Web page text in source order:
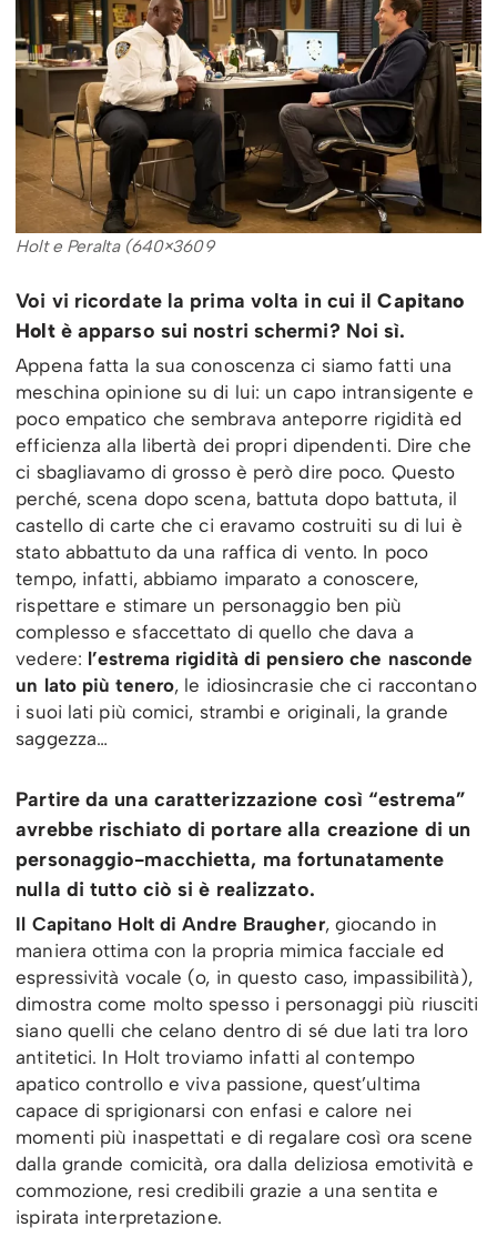
Holt e Peralta (640×3609
Voi vi ricordate la prima volta in cui ilCapitano
Holtè apparso sui nostri schermi? Noi sì.
Appena fatta la sua conoscenza ci siamo fatti una
meschina opinione su di lui: un capo intransigente e
poco empatico che sembrava anteporre rigidità ed
efficienza alla libertà dei propri dipendenti. Dire che
ci sbagliavamo di grosso è però dire poco. Questo
perché, scena dopo scena, battuta dopo battuta, il
castello di carte che ci eravamo costruiti su di lui è
stato abbattuto da una raffica di vento. In poco
tempo, infatti, abbiamo imparato a conoscere,
rispettare e stimare un personaggio ben più
complesso e sfaccettato di quello che dava a
vedere: l’estrema rigidità di pensiero che nasconde
un lato più tenero, le idiosincrasie che ci raccontano
i suoi lati più comici, strambi e originali, la grande
saggezza…
Partire da una caratterizzazione così “estrema”
avrebbe rischiato di portare alla creazione di un
personaggio-macchietta, ma fortunatamente
nulla di tutto ciò si è realizzato.
Il Capitano Holt di Andre Braugher, giocando in
maniera ottima con la propria mimica facciale ed
espressività vocale (o, in questo caso, impassibilità),
dimostra come molto spesso i personaggi più riusciti
siano quelli che celano dentro di sé due lati tra loro
antitetici. In Holt troviamo infatti al contempo
apatico controllo e viva passione, quest’ultima
capace di sprigionarsi con enfasi e calore nei
momenti più inaspettati e di regalare così ora scene
dalla grande comicità, ora dalla deliziosa emotività e
commozione, resi credibili grazie a una sentita e
ispirata interpretazione.